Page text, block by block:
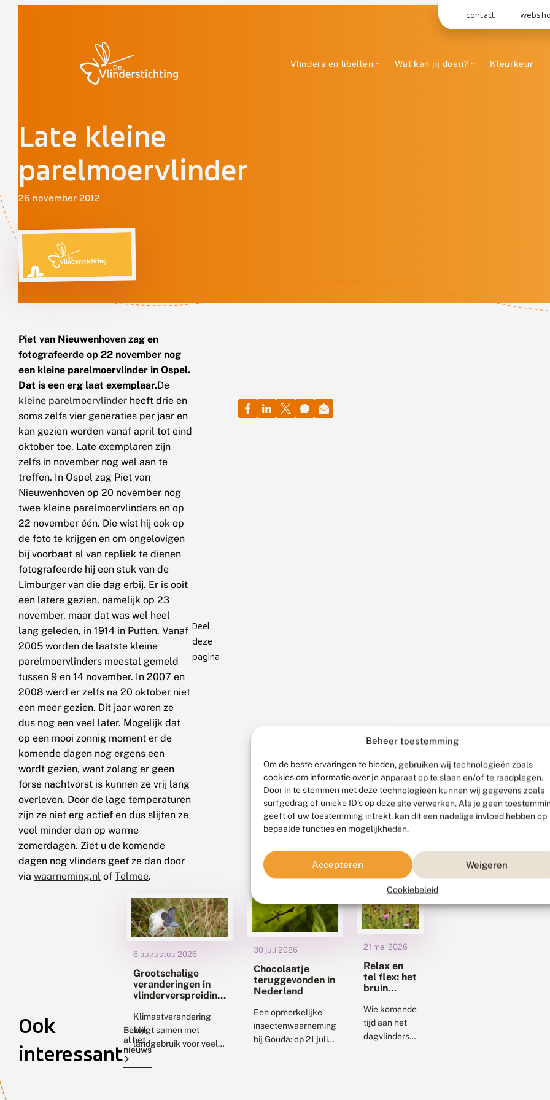
Beheer toestemming
Om de beste ervaringen te bieden, gebruiken wij technologieën zoals
cookies om informatie over je apparaat op te slaan en/of te raadplegen.
Door in te stemmen met deze technologieën kunnen wij gegevens zoals
surfgedrag of unieke ID's op deze site verwerken. Als je geen
geeft of uw toestemming intrekt, kan dit een nadelige invloed hebben op
bepaalde functies en mogelijkheden.
Accepteren Weigeren
Cookiebeleid
contact
Vlinders en libellen Wat kan jij doen? Kleurkeur
Late kleine
parelmoervlinder
26 november 2012
Piet van Nieuwenhoven zag en
fotografeerde op 22 november nog
een kleine parelmoervlinder in Ospel.
Dat is een erg laat exemplaar.De
kleine parelmoervlinder heeft drie en
soms zelfs vier generaties per jaar en
kan gezien worden vanaf april tot eind
oktober toe. Late exemplaren zijn
zelfs in november nog wel aan te
treffen. In Ospel zag Piet van
Nieuwenhoven op 20 november nog
twee kleine parelmoervlinders en op
22 november één. Die wist hij ook op
de foto te krijgen en om ongelovigen
bij voorbaat al van repliek te dienen
fotografeerde hij een stuk van de
Limburger van die dag erbij. Er is ooit
een latere gezien, namelijk op 23
november, maar dat was wel heel
lang geleden, in 1914 in Putten. Vanaf
2005 worden de laatste kleine
parelmoervlinders meestal gemeld
tussen 9 en 14 november. In 2007 en
2008 werd er zelfs na 20 oktober niet
een meer gezien. Dit jaar waren ze
dus nog een veel later. Mogelijk dat
op een mooi zonnig moment er de
komende dagen nog ergens een
wordt gezien, want zolang er geen
forse nachtvorst is kunnen ze vrij lang
overleven. Door de lage temperaturen
zijn ze niet erg actief en dus slijten ze
veel minder dan op warme
zomerdagen. Ziet u de komende
dagen nog vlinders geef ze dan door
via waarneming.nl of Telmee.
Deel
deze
pagina
Ook
interessant
Bekijk
al het
nieuws
6 augustus 2026
Grootschalige
veranderingen in
vlinderverspreiding
klimaatverandering:
uitdagingen voor
natuurbescherming
Klimaatverandering
zorgt samen met
landgebruik voor veel
biodiversiteit. Twee
30 juli 2026
Chocolaatje
teruggevonden in
Nederland
Een opmerkelijke
insectenwaarneming
bij Gouda: op 21 juli
21 mei 2026
Relax en
tel flex: het
bruin
Wie komende
tijd aan het
dagvlinders